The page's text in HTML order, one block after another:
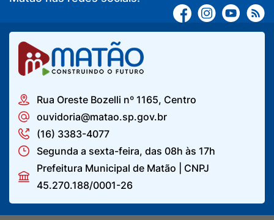
Rua Oreste Bozelli nº 1165, Centro
ouvidoria@matao.sp.gov.br
(16) 3383-4077
Segunda a sexta-feira, das 08h às 17h
Prefeitura Municipal de Matão | CNPJ
45.270.188/0001-26